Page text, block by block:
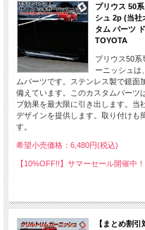
プリウス 50
シュ 2p (当社
タム パーツ
TOYOTA
プリウス50
ーニッシュは
ムパーツです。ステンレス製で鏡面
備えています。このカスタムパーツ
プ効果を最大限に引き出します。当
デザインを提供します。取り付けも
す。
希望小売価格：6,480円(税込)
【10%OFF!!】サマーセール開催中
【まとめ割